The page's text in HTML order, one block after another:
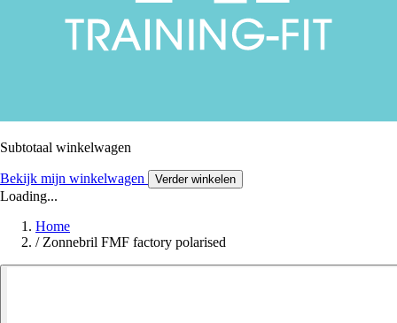
Subtotaal winkelwagen
Bekijk mijn winkelwagen Verder winkelen
Loading...
Home
/ Zonnebril FMF factory polarised